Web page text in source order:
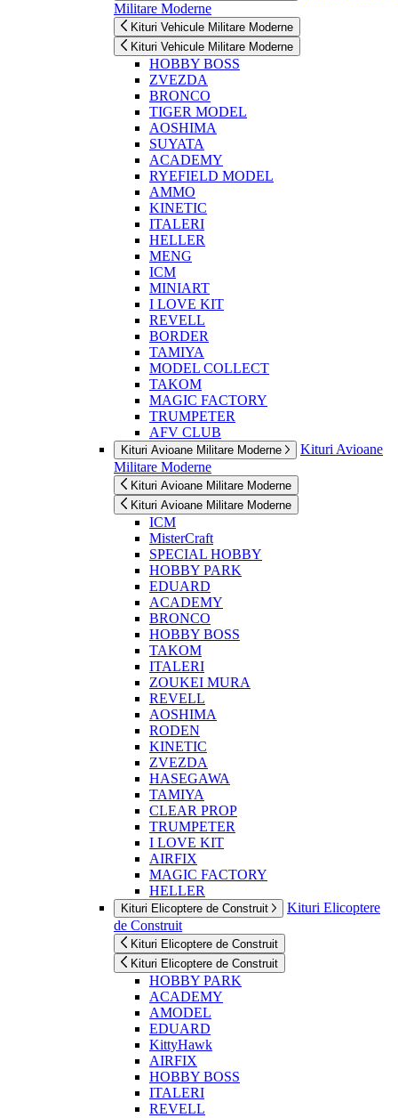
Militare Moderne
Kituri Vehicule Militare Moderne
Kituri Vehicule Militare Moderne
HOBBY BOSS
ZVEZDA
BRONCO
TIGER MODEL
AOSHIMA
SUYATA
ACADEMY
RYEFIELD MODEL
AMMO
KINETIC
ITALERI
HELLER
MENG
ICM
MINIART
I LOVE KIT
REVELL
BORDER
TAMIYA
MODEL COLLECT
TAKOM
MAGIC FACTORY
TRUMPETER
AFV CLUB
Kituri Avioane Militare Moderne
Kituri Avioane
Militare Moderne
Kituri Avioane Militare Moderne
Kituri Avioane Militare Moderne
ICM
MisterCraft
SPECIAL HOBBY
HOBBY PARK
EDUARD
ACADEMY
BRONCO
HOBBY BOSS
TAKOM
ITALERI
ZOUKEI MURA
REVELL
AOSHIMA
RODEN
KINETIC
ZVEZDA
HASEGAWA
TAMIYA
CLEAR PROP
TRUMPETER
I LOVE KIT
AIRFIX
MAGIC FACTORY
HELLER
Kituri Elicoptere de Construit
Kituri Elicoptere
de Construit
Kituri Elicoptere de Construit
Kituri Elicoptere de Construit
HOBBY PARK
ACADEMY
AMODEL
EDUARD
KittyHawk
AIRFIX
HOBBY BOSS
ITALERI
REVELL